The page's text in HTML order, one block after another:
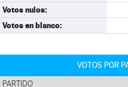
Votos nulos:
Votos en blanco:
VOTOS POR
PARTIDO